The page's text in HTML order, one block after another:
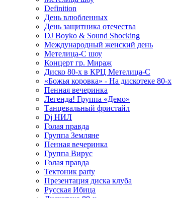
Definition
День влюбленных
День защитника отечества
DJ Boyko & Sound Shocking
Международный женский день
Метелица-С шоу
Концерт гр. Мираж
Диско 80-х в КРЦ Метелица-С
«Божья коровка» - На дискотеке 80-х
Пенная вечеринка
Легенда! Группа «Демо»
Танцевальный фристайл
Dj НИЛ
Голая правда
Группа Земляне
Пенная вечеринка
Группа Вирус
Голая правда
Тектоник party
Презентация диска клуба
Русская Ибица